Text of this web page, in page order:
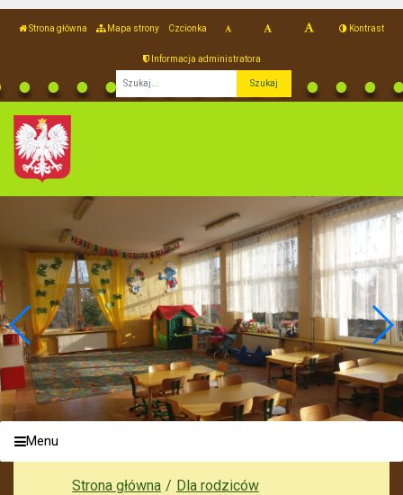
Strona główna Mapa strony Czcionka Kontrast
Informacja administratora
Fraza
Menu
Strona główna
Dla rodziców